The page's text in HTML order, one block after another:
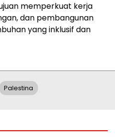
memperkuat kerja
dan pembangunan
yang inklusif dan
Palestina